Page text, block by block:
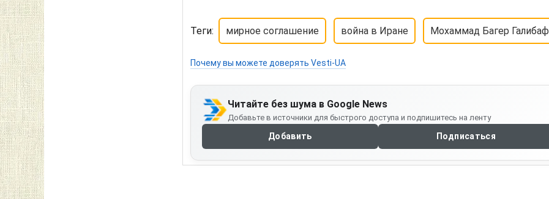
Теги: мирное соглашение война в Иране Мохаммад Багер Галибаф
Почему вы можете доверять Vesti-UA
Читайте без шума в Google News
Добавьте в источники для быстрого доступа и подпишитесь на ленту
Добавить Подписаться